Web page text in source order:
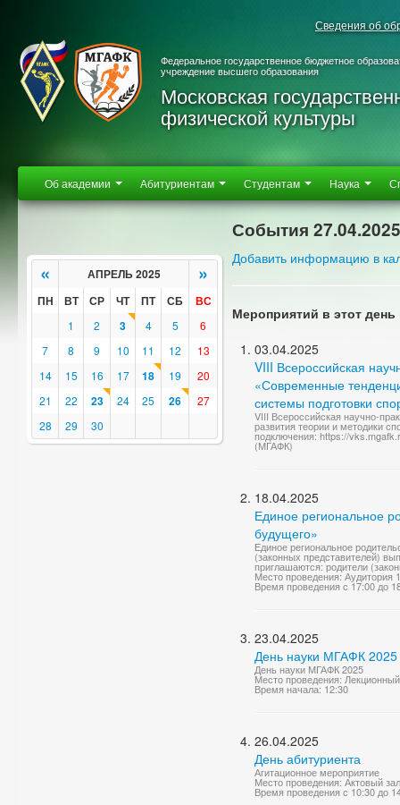
Сведения об
Федеральное государственное бюджетное
учреждение высшего образования
Московская
физической культуры
Об академии Абитуриентам Студентам Наука
« АПРЕЛЬ 2025 »
ПН ВТ СР ЧТ ПТ СБ ВС
1 2 3 4 5
6
7
8 9 10 11 12
13
14
15 16 17 18 19
20
21
22 23 24 25 26
27
28
29 30
События 27.04.2025
Добавить информацию в
Мероприятий в этот день
03.04.2025
VIII Всероссийская
«Современные
системы подготовки
VIII Всероссийская научно-
развития теории и методики
подключения: https://
(МГАФК)
18.04.2025
Единое региональное
будущего»
Единое региональное
(законных представителей)
приглашаются: родители
Место проведения: Аудитория
Время проведения с 17:00 до
23.04.2025
День науки МГАФК 2025
День науки МГАФК 2025
Место проведения:
Время начала: 12:30
26.04.2025
День абитуриента
Агитационное мероприятие
Место проведения: Актовый
Время проведения с 10:30 до